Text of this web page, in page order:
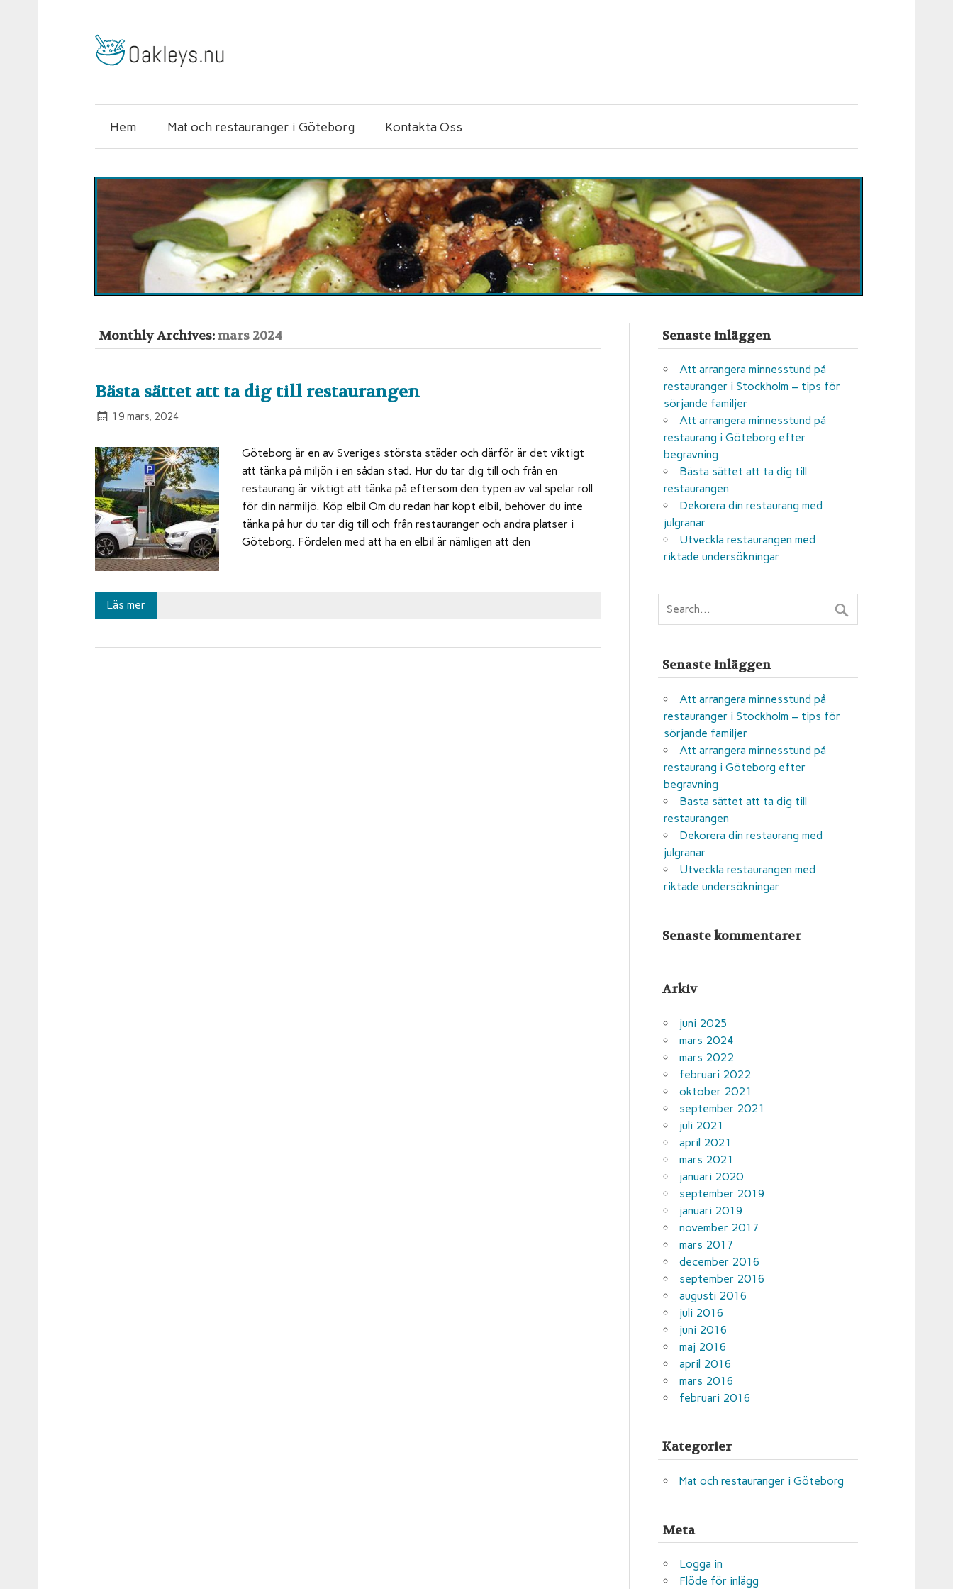
Hem Mat och restauranger i Göteborg Kontakta Oss
Monthly Archives:mars 2024
Bästa sättet att ta dig till restaurangen
19 mars, 2024
Göteborg är en av Sveriges största städer och därför är det viktigt
att tänka på miljön i en sådan stad. Hur du tar dig till och från en
restaurang är viktigt att tänka på eftersom den typen av val spelar roll
för din närmiljö. Köp elbil Om du redan har köpt elbil, behöver du inte
tänka på hur du tar dig till och från restauranger och andra platser i
Göteborg. Fördelen med att ha en elbil är nämligen att den
Läs mer
Senaste inläggen
Att arrangera minnesstund på
restauranger i Stockholm – tips för
sörjande familjer
Att arrangera minnesstund på
restaurang i Göteborg efter
begravning
Bästa sättet att ta dig till
restaurangen
Dekorera din restaurang med
julgranar
Utveckla restaurangen med
riktade undersökningar
Senaste inläggen
Att arrangera minnesstund på
restauranger i Stockholm – tips för
sörjande familjer
Att arrangera minnesstund på
restaurang i Göteborg efter
begravning
Bästa sättet att ta dig till
restaurangen
Dekorera din restaurang med
julgranar
Utveckla restaurangen med
riktade undersökningar
Senaste kommentarer
Arkiv
juni 2025
mars 2024
mars 2022
februari 2022
oktober 2021
september 2021
juli 2021
april 2021
mars 2021
januari 2020
september 2019
januari 2019
november 2017
mars 2017
december 2016
september 2016
augusti 2016
juli 2016
juni 2016
maj 2016
april 2016
mars 2016
februari 2016
Kategorier
Mat och restauranger i Göteborg
Meta
Logga in
Flöde för inlägg